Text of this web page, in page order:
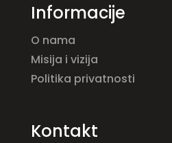
Informacije
O nama
Misija i vizija
Politika privatnosti
Kontakt